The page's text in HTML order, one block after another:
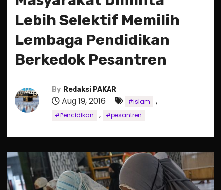
Lebih Selektif Memilih
Lembaga Pendidikan
Berkedok Pesantren
By Redaksi PAKAR
Aug 19, 2016 #islam ,
#Pendidikan , #pesantren